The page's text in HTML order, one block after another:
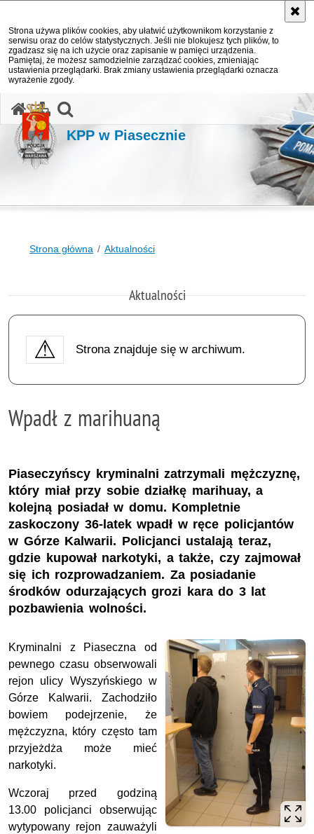
Strona używa plików cookies, aby ułatwić użytkownikom korzystanie z
serwisu oraz do celów statystycznych. Jeśli nie blokujesz tych plików, to
zgadzasz się na ich użycie oraz zapisanie w pamięci urządzenia.
Pamiętaj, że możesz samodzielnie zarządzać cookies, zmieniając
ustawienia przeglądarki. Brak zmiany ustawienia przeglądarki oznacza
wyrażenie zgody.
KPP w Piasecznie
Strona główna Aktualności
Aktualności
Strona znajduje się w archiwum.
Wpadł z marihuaną
Piaseczyńscy kryminalni zatrzymali mężczyznę,
który miał przy sobie działkę marihuay, a
kolejną posiadał w domu. Kompletnie
zaskoczony 36-latek wpadł w ręce policjantów
w Górze Kalwarii. Policjanci ustalają teraz,
gdzie kupował narkotyki, a także, czy zajmował
się ich rozprowadzaniem. Za posiadanie
środków odurzających grozi kara do 3 lat
pozbawienia wolności.
Kryminalni z Piaseczna od
pewnego czasu obserwowali
rejon ulicy Wyszyńskiego w
Górze Kalwarii. Zachodziło
bowiem podejrzenie, że
mężczyzna, który często tam
przyjeżdża może mieć
narkotyki.
Wczoraj przed godziną
13.00 policjanci obserwując
wytypowany rejon zauważyli